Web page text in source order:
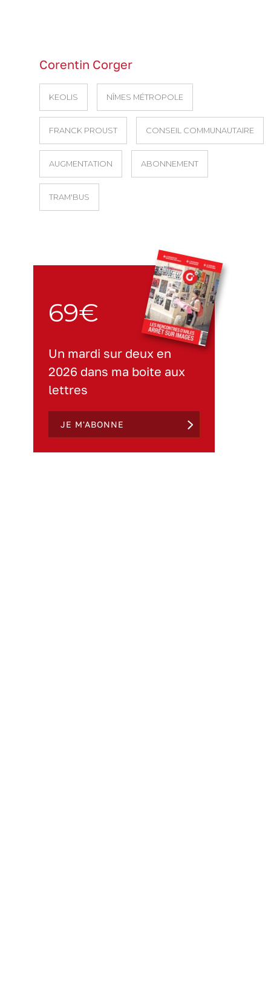
Corentin Corger
KEOLIS NÎMES MÉTROPOLE
FRANCK PROUST CONSEIL COMMUNAUTAIRE
AUGMENTATION ABONNEMENT
TRAM'BUS
69€
Un mardi sur deux en
2026 dans ma boite aux
lettres
JE M'ABONNE